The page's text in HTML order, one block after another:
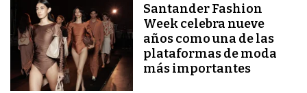
Santander Fashion
Week celebra nueve
años como una de las
plataformas de moda
más importantes